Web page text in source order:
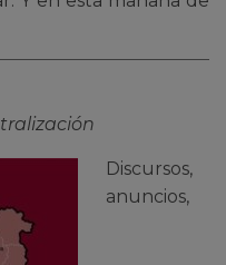
Discursos,
anuncios,